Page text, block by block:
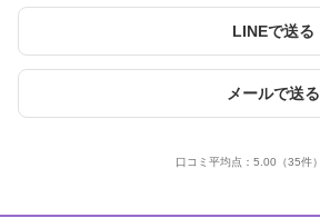
LINEで送る
メールで送る
口コミ平均点： 5.00 （35件）